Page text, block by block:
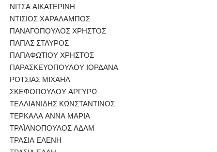
ΝΙΤΣΑ ΑΙΚΑΤΕΡΙΝΗ
ΝΤΙΣΙΟΣ ΧΑΡΑΛΑΜΠΟΣ
ΠΑΝΑΓΟΠΟΥΛΟΣ ΧΡΗΣΤΟΣ
ΠΑΠΑΣ ΣΤΑΥΡΟΣ
ΠΑΠΑΦΩΤΙΟΥ ΧΡΗΣΤΟΣ
ΠΑΡΑΣΚΕΥΟΠΟΥΛΟΥ ΙΟΡΔΑΝΑ
ΡΟΤΣΙΑΣ ΜΙΧΑΗΛ
ΣΚΕΦΟΠΟΥΛΟΥ ΑΡΓΥΡΩ
ΤΕΛΛΙΑΝΙΔΗΣ ΚΩΝΣΤΑΝΤΙΝΟΣ
ΤΕΡΚΑΛΑ ΑΝΝΑ ΜΑΡΙΑ
ΤΡΑΪΑΝΟΠΟΥΛΟΣ ΑΔΑΜ
ΤΡΑΣΙΑ ΕΛΕΝΗ